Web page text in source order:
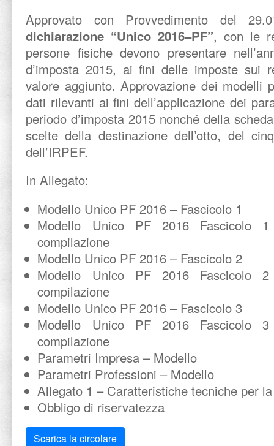
Approvato con Provvedimento del
dichiarazione “Unico 2016–PF”, con le
persone fisiche devono presentare
d’imposta 2015, ai fini delle imposte sui
valore aggiunto. Approvazione dei modelli
dati rilevanti ai fini dell’applicazione dei
periodo d’imposta 2015 nonché della
scelte della destinazione dell’otto, del
dell’IRPEF.
In Allegato:
Modello Unico PF 2016 – Fascicolo 1
Modello Unico PF 2016 Fascicolo
compilazione
Modello Unico PF 2016 – Fascicolo 2
Modello Unico PF 2016 Fascicolo
compilazione
Modello Unico PF 2016 – Fascicolo 3
Modello Unico PF 2016 Fascicolo
compilazione
Parametri Impresa – Modello
Parametri Professioni – Modello
Allegato 1 – Caratteristiche tecniche per
Obbligo di riservatezza
Scarica la circolare